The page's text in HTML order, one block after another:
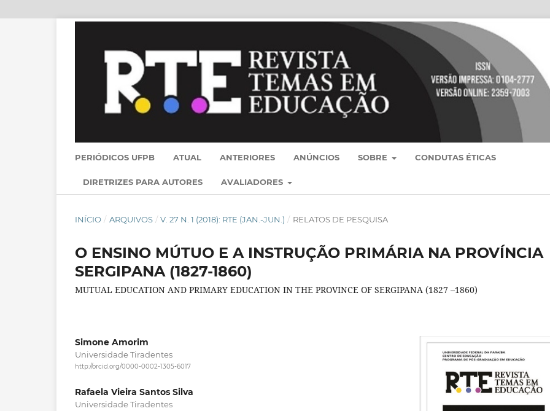
PERIÓDICOS UFPB ATUAL ANTERIORES ANÚNCIOS SOBRE CONDUTAS ÉTICAS
DIRETRIZES PARA AUTORES AVALIADORES
INÍCIO / ARQUIVOS / V. 27 N. 1 (2018): RTE (JAN.-JUN.) / RELATOS DE PESQUISA
O ENSINO MÚTUO E A INSTRUÇÃO PRIMÁRIA NA PROVÍNCIA
SERGIPANA (1827-1860)
MUTUAL EDUCATION AND PRIMARY EDUCATION IN THE PROVINCE OF SERGIPANA (1827 –1860)
Simone Amorim
Universidade Tiradentes
http://orcid.org/0000-0002-1305-6017
Rafaela Vieira Santos Silva
Universidade Tiradentes